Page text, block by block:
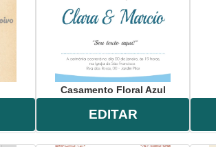
Casamento Floral Azul
EDITAR